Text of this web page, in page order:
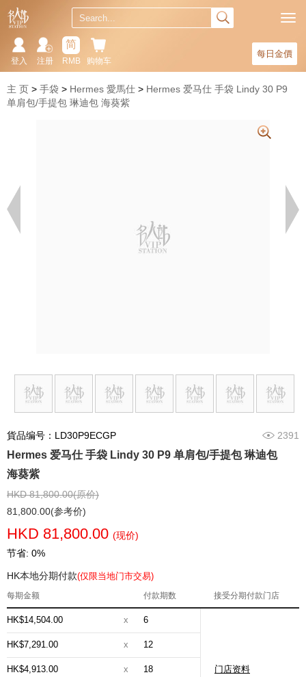
每日金價
购物车
简
RMB
注册
登入
主 页 手袋 Hermes 愛馬仕
Hermes 爱马仕 手袋 Lindy 30 P9
单肩包/手提包 琳迪包 海葵紫
貨品编号：LD30P9ECGP 2391
Hermes 爱马仕 手袋 Lindy 30 P9 单肩包/手提包 琳迪包
海葵紫
HKD 81,800.00(原价)
81,800.00(参考价)
HKD 81,800.00 (现价)
节省: 0%
HK本地分期付款(仅限当地门市交易)
每期金额 付款期数 接受分期付款门店
HK$14,504.00 x 6
门店资料
HK$7,291.00 x 12
HK$4,913.00 x 18